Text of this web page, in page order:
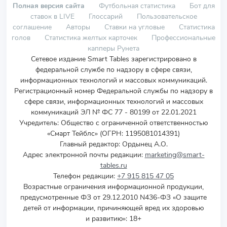
Полная версия сайта Футбольная статистика
Бот для
ставок в LIVE
Глоссарий
Пользовательское
соглашение
Авторы Ставки на угловые
Статистика
голов
Статистика желтых карточек
Профессиональные
капперы Рунета
Сетевое издание Smart Tables зарегистрировано в
федеральной службе по надзору в сфере связи,
информационных технологий и массовых коммуникаций.
Регистрационный номер Федеральной службы по надзору в
сфере связи, информационных технологий и массовых
коммуникаций ЭЛ № ФС 77 - 80199 от 22.01.2021
Учредитель: Общество с ограниченной ответственностью
«Смарт Тейблс» (ОГРН: 1195081014391)
Главный редактор: Ордынец А.О.
Адрес электронной почты редакции: marketing@smart-
tables.ru
Телефон редакции: +7 915 815 47 05
Возрастные ограничения информационной продукции,
предусмотренные ФЗ от 29.12.2010 N436-ФЗ «О защите
детей от информации, причиняющей вред их здоровью
и развитию»: 18+